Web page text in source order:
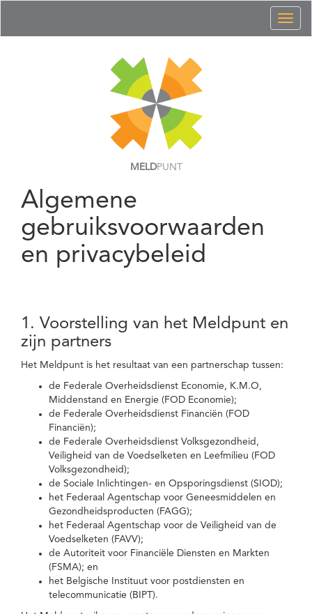
MELDPUNT
Algemene
gebruiksvoorwaarden
en privacybeleid
1. Voorstelling van het Meldpunt en
zijn partners
Het Meldpunt is het resultaat van een partnerschap tussen:
de Federale Overheidsdienst Economie, K.M.O,
Middenstand en Energie (FOD Economie);
de Federale Overheidsdienst Financiën (FOD
Financiën);
de Federale Overheidsdienst Volksgezondheid,
Veiligheid van de Voedselketen en Leefmilieu (FOD
Volksgezondheid);
de Sociale Inlichtingen- en Opsporingsdienst (SIOD);
het Federaal Agentschap voor Geneesmiddelen en
Gezondheidsproducten (FAGG);
het Federaal Agentschap voor de Veiligheid van de
Voedselketen (FAVV);
de Autoriteit voor Financiële Diensten en Markten
(FSMA); en
het Belgische Instituut voor postdiensten en
telecommunicatie (BIPT).